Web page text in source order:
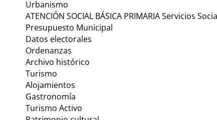
Urbanismo
ATENCIÓN SOCIAL BÁSICA PRIMARIA Servicios
Presupuesto Municipal
Datos electorales
Ordenanzas
Archivo histórico
Turismo
Alojamientos
Gastronomía
Turismo Activo